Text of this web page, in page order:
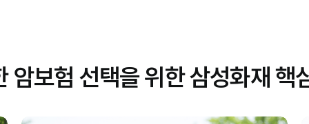
암보험 선택을 위한 삼성화재 핵